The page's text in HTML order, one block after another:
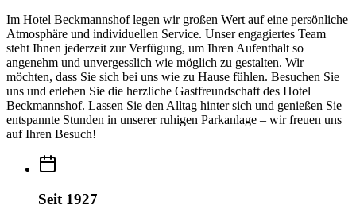
Im Hotel Beckmannshof legen wir großen Wert auf eine persönliche
Atmosphäre und individuellen Service. Unser engagiertes Team
steht Ihnen jederzeit zur Verfügung, um Ihren Aufenthalt so
angenehm und unvergesslich wie möglich zu gestalten. Wir
möchten, dass Sie sich bei uns wie zu Hause fühlen. Besuchen Sie
uns und erleben Sie die herzliche Gastfreundschaft des Hotel
Beckmannshof. Lassen Sie den Alltag hinter sich und genießen Sie
entspannte Stunden in unserer ruhigen Parkanlage – wir freuen uns
auf Ihren Besuch!
Seit 1927